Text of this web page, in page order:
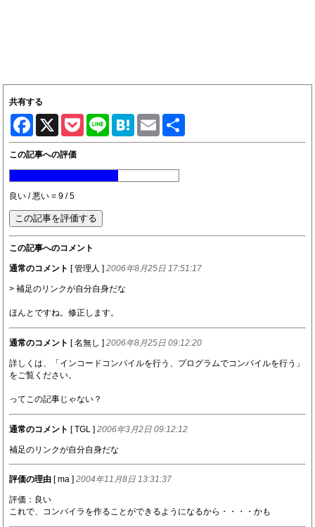
共有する
Facebook
X Pocket Line Hatena Email
この記事への評価
良い / 悪い = 9 / 5
この記事へのコメント
通常のコメント [ 管理人 ] 2006年8月25日 17:51:17
> 補足のリンクが自分自身だな
ほんとですね。修正します。
通常のコメント [ 名無し ] 2006年8月25日 09:12:20
詳しくは、「インコードコンパイルを行う、プログラムでコンパイルを行う」
をご覧ください。
ってこの記事じゃない？
通常のコメント [ TGL ] 2006年3月2日 09:12:12
補足のリンクが自分自身だな
評価の理由 [ ma ] 2004年11月8日 13:31:37
評価：良い
これで、コンパイラを作ることができるようになるから・・・・かも